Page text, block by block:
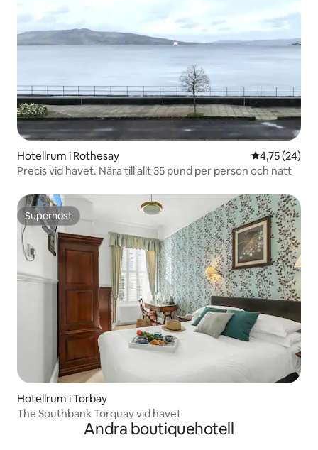
Hotellrum i Rothesay 4,75 av 5 i
4,75 (24)
Precis vid havet. Nära till allt 35 pund per person och natt
Superhost
Superhost
Hotellrum i Torbay
The Southbank Torquay vid havet
Andra boutiquehotell